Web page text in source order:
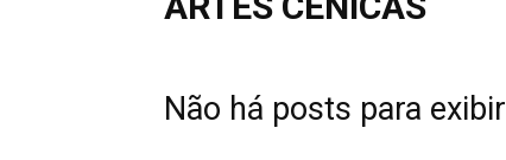
Não há posts para exibir